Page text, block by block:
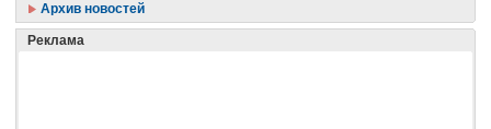
Архив новостей
Реклама